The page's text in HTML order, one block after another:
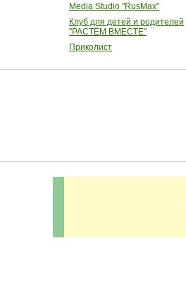
Media Studio "RusMax"
Клуб для детей и родителей
"РАСТЁМ ВМЕСТЕ"
Приколист